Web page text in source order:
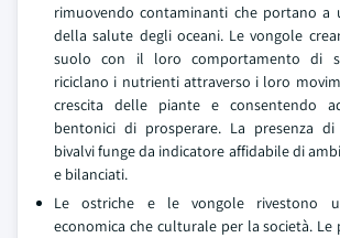
rimuovendo contaminanti che portano a
della salute degli oceani. Le vongole
suolo con il loro comportamento di
riciclano i nutrienti attraverso i loro
crescita delle piante e consentendo
bentonici di prosperare. La presenza
bivalvi funge da indicatore affidabile di
e bilanciati.
Le ostriche e le vongole rivestono
economica che culturale per la società.